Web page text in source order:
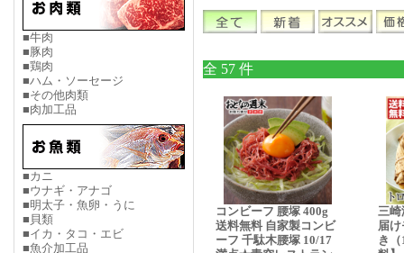
■牛肉
■豚肉
■鶏肉
■ハム・ソーセージ
■その他肉類
■肉加工品
■カニ
■ウナギ・アナゴ
■明太子・魚卵・うに
■貝類
■イカ・タコ・エビ
■魚介加工品
全 57 件
コンビーフ 腰塚 400g
送料無料 自家製コンビ
ーフ 千駄木腰塚 10/17
三崎
届
き